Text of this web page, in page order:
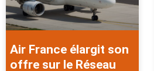
Air France élargit son
offre sur le Réseau